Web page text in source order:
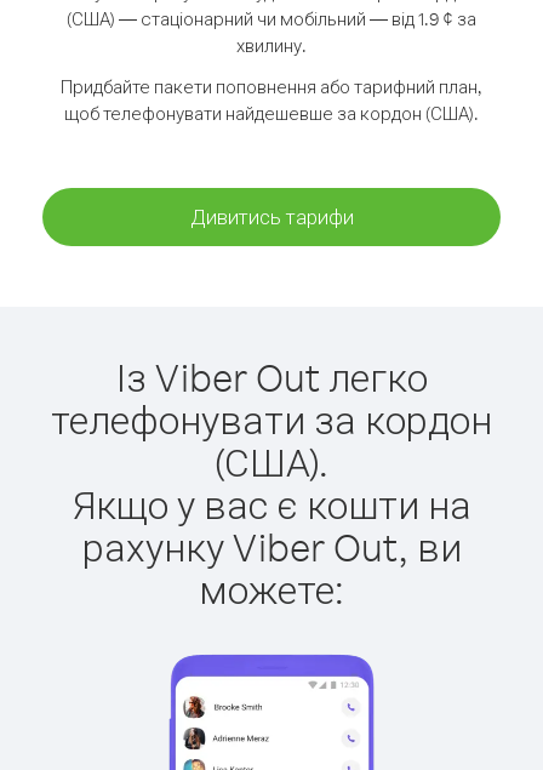
(США) — стаціонарний чи мобільний — від 1.9 ¢ за
хвилину.
Придбайте пакети поповнення або тарифний план,
щоб телефонувати найдешевше за кордон (США).
Дивитись тарифи
Із Viber Out легко
телефонувати за кордон
(США).
Якщо у вас є кошти на
рахунку Viber Out, ви
можете: